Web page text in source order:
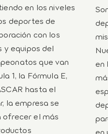
en los niveles
deportes de
con los
y equipos del
que van
1, la Fórmula E,
hasta el
la empresa se
el más
en
en